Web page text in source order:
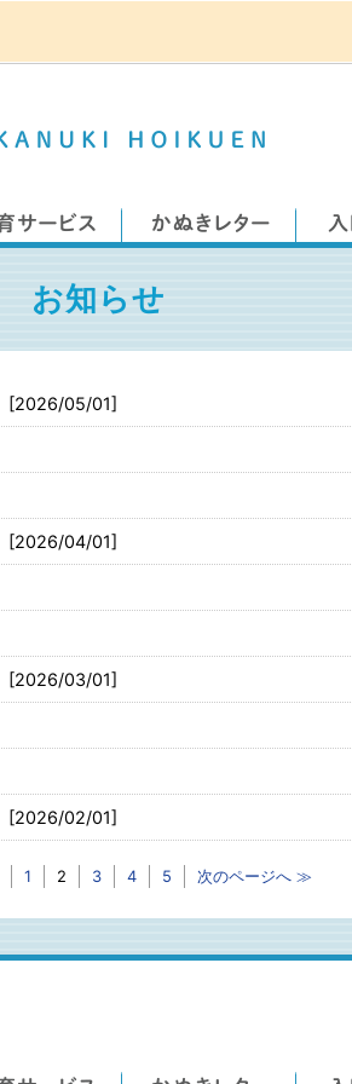
お知らせ
[2026/05/01]
[2026/04/01]
[2026/03/01]
[2026/02/01]
1 2 3 4 5 次のページへ ≫